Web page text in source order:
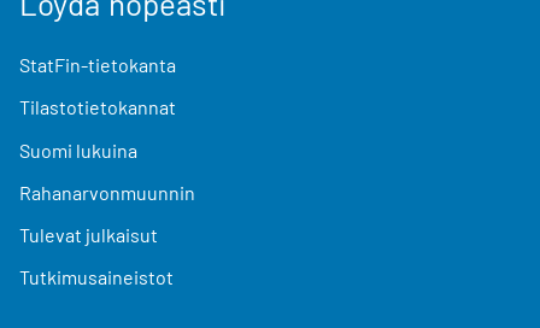
StatFin-tietokanta
Tilastotietokannat
Suomi lukuina
Rahanarvonmuunnin
Tulevat julkaisut
Tutkimusaineistot